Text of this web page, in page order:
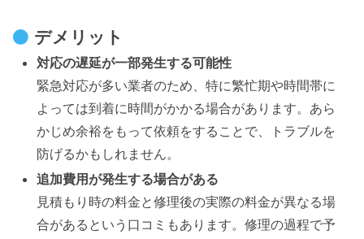
デメリット
対応の遅延が一部発生する可能性
緊急対応が多い業者のため、特に繁忙期や時間帯に
よっては到着に時間がかかる場合があります。あら
かじめ余裕をもって依頼をすることで、トラブルを
防げるかもしれません。
追加費用が発生する場合がある
見積もり時の料金と修理後の実際の料金が異なる場
合があるという口コミもあります。修理の過程で予